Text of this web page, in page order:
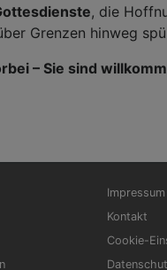
, die
Grenzen hinweg
– Sie sind
Impressum
Kontakt
Cookie-